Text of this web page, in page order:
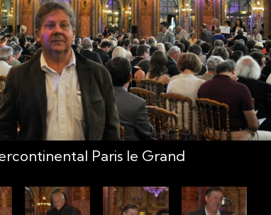
Paris le Grand